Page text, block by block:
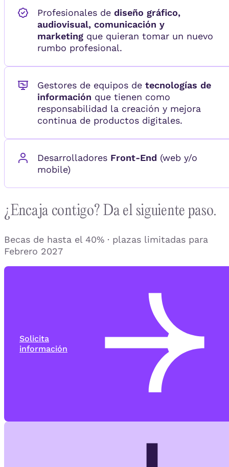
Profesionales de diseño gráfico,
audiovisual, comunicación y
marketing que quieran tomar un nuevo
rumbo profesional.
Gestores de equipos de tecnologías de
información que tienen como
responsabilidad la creación y mejora
continua de productos digitales.
Desarrolladores Front-End (web y/o
mobile)
¿Encaja contigo? Da el siguiente paso.
Becas de hasta el 40% · plazas limitadas para
Febrero 2027
Solicita
información